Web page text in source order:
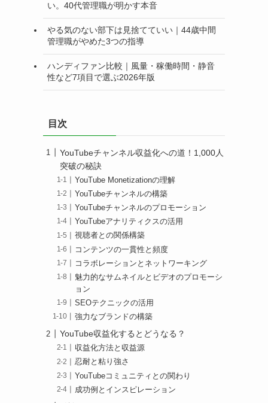
い。40代管理職が明かす本音
やる気のない部下は見捨てていい｜44歳中間
管理職がやめた3つの指導
ハンディファン比較｜風量・稼働時間・静音
性など7項目で選ぶ2026年版
目次
YouTubeチャンネル収益化への道！1,000人
突破の秘訣
YouTube Monetizationの理解
YouTubeチャンネルの構築
YouTubeチャンネルのプロモーション
YouTubeアナリティクスの活用
視聴者との関係構築
コンテンツの一貫性と頻度
コラボレーションとネットワーキング
魅力的なサムネイルとビデオのプロモーシ
ョン
SEOテクニックの活用
強力なブランドの構築
YouTube収益化するとどうなる？
収益化方法と収益源
忍耐と粘り強さ
YouTubeコミュニティとの関わり
成功例とインスピレーション